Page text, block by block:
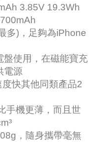
3.85V 19.3Wh
多)，足夠為iPhone
盤使用，在磁能寶充
電源
快其他同類產品2
手機更薄，而且世
，隨身攜帶毫無